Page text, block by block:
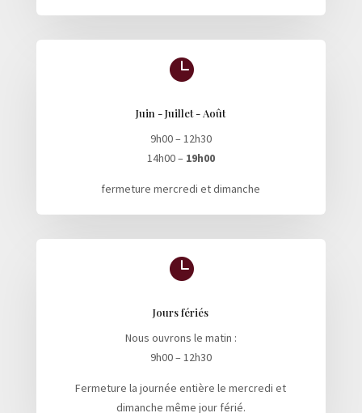

Juin - Juillet - Août
9h00 – 12h30
14h00 – 19h00
fermeture mercredi et dimanche

Jours fériés
Nous ouvrons le matin :
9h00 – 12h30
Fermeture la journée entière le mercredi et
dimanche même jour férié.